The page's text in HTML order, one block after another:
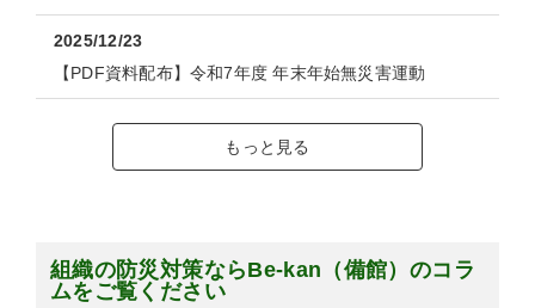
2025/12/23
【PDF資料配布】令和7年度 年末年始無災害運動
もっと見る
組織の防災対策ならBe-kan（備館）のコラ
ムをご覧ください